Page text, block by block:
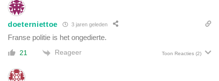
doeterniettoe 3 jaren geleden
Franse politie is het ongedierte.
21 Reageer Toon Reacties (2)